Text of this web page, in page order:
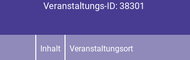
Veranstaltungs-ID: 38301
Inhalt Veranstaltungsort